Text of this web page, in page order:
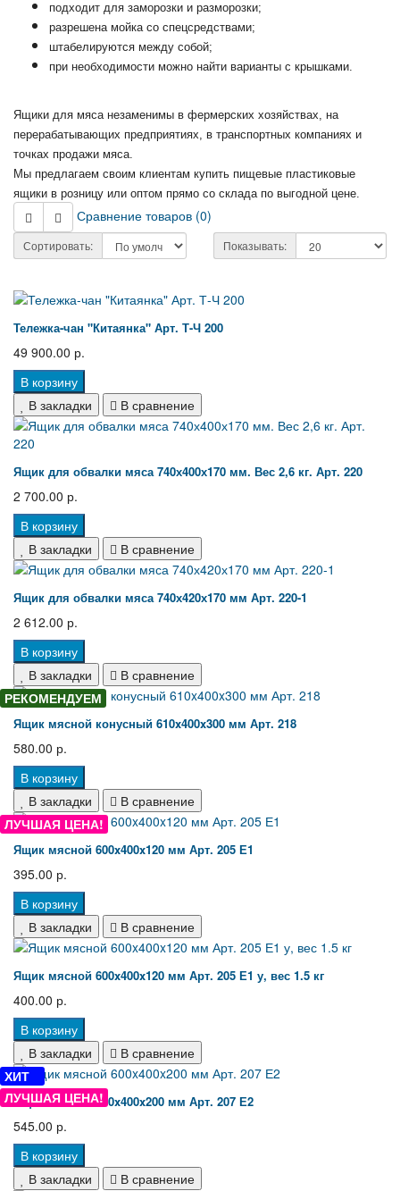
подходит для заморозки и разморозки;
разрешена мойка со спецсредствами;
штабелируются между собой;
при необходимости можно найти варианты с крышками.
Ящики для мяса незаменимы в фермерских хозяйствах, на
перерабатывающих предприятиях, в транспортных компаниях и
точках продажи мяса.
Мы предлагаем своим клиентам купить пищевые пластиковые
ящики в розницу или оптом прямо со склада по выгодной цене.
Сравнение товаров (0)
Сортировать: Показывать:
Тележка-чан "Китаянка" Арт. Т-Ч 200
49 900.00 р.
В корзину
В закладки
В сравнение
Ящик для обвалки мяса 740х400х170 мм. Вес 2,6 кг. Арт. 220
2 700.00 р.
В корзину
В закладки
В сравнение
Ящик для обвалки мяса 740х420х170 мм Арт. 220-1
2 612.00 р.
В корзину
В закладки
В сравнение
РЕКОМЕНДУЕМ
Ящик мясной конусный 610x400x300 мм Арт. 218
580.00 р.
В корзину
В закладки
В сравнение
ЛУЧШАЯ ЦЕНА!
Ящик мясной 600x400x120 мм Арт. 205 Е1
395.00 р.
В корзину
В закладки
В сравнение
Ящик мясной 600x400x120 мм Арт. 205 Е1 у, вес 1.5 кг
400.00 р.
В корзину
В закладки
В сравнение
ХИТ
ЛУЧШАЯ ЦЕНА!
Ящик мясной 600x400x200 мм Арт. 207 Е2
545.00 р.
В корзину
В закладки
В сравнение